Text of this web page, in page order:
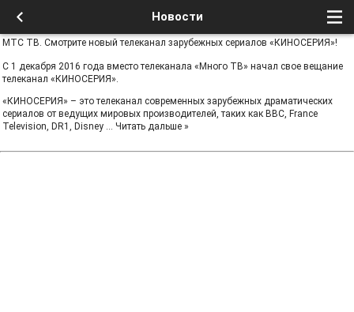
Новости
МТС ТВ. Смотрите новый телеканал зарубежных сериалов «КИНОСЕРИЯ»!
С 1 декабря 2016 года вместо телеканала «Много ТВ» начал свое вещание
телеканал «КИНОСЕРИЯ».
«КИНОСЕРИЯ» – это телеканал современных зарубежных драматических
сериалов от ведущих мировых производителей, таких как ВВС, France
Television, DR1, Disney ... Читать дальше »